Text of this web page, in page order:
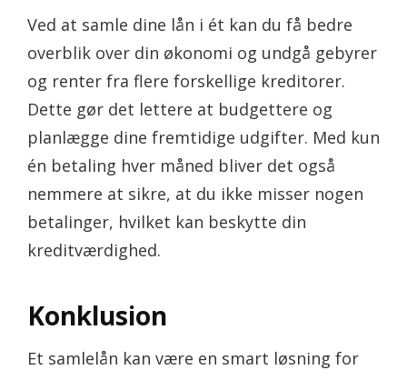
Ved at samle dine lån i ét kan du få bedre
overblik over din økonomi og undgå gebyrer
og renter fra flere forskellige kreditorer.
Dette gør det lettere at budgettere og
planlægge dine fremtidige udgifter. Med kun
én betaling hver måned bliver det også
nemmere at sikre, at du ikke misser nogen
betalinger, hvilket kan beskytte din
kreditværdighed.
Konklusion
Et samlelån kan være en smart løsning for